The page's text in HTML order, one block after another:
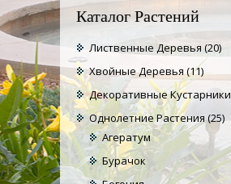
Каталог Растений
Лиственные Деревья (20)
Хвойные Деревья(11)
Декоративные Кустарники
Однолетние Растения(25)
Агератум
Бурачок